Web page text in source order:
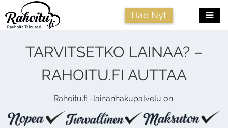
Hae Nyt
TARVITSETKO LAINAA? –
RAHOITU.FI AUTTAA
Rahoitu.fi -lainanhakupalvelu on: